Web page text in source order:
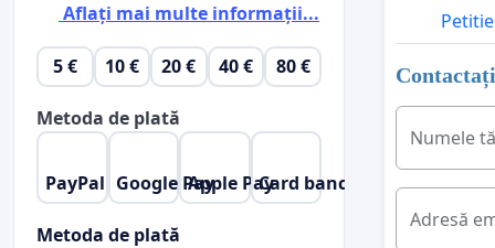
Petitie
Numele
Adresă
Aflați mai multe informații...
5 € 10 € 20 € 40 € 80 €
Metoda de plată
PayPal Google PayApple PayCard bancar
Metoda de plată